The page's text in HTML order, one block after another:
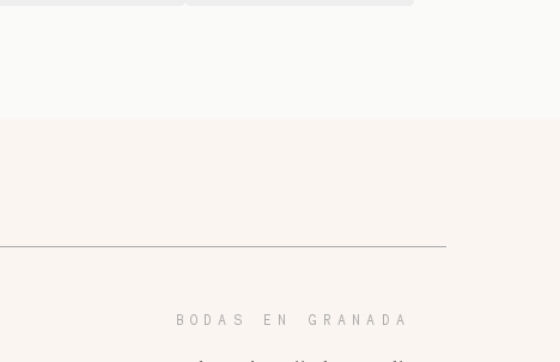
BODAS EN GRANADA